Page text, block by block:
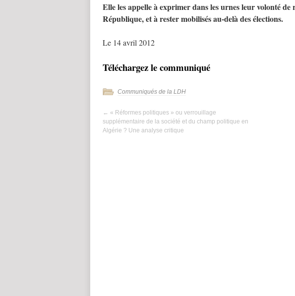
Elle les appelle à exprimer dans les urnes leur volonté
République, et à rester mobilisés au-delà des élections.
Le 14 avril 2012
Téléchargez le communiqué
Communiqués de la LDH
← « Réformes politiques » ou verrouillage
supplémentaire de la société et du champ politique en
Algérie ? Une analyse critique